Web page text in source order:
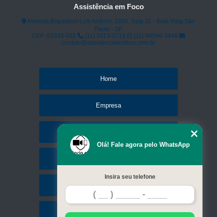
comprar curso completo manutenção e conserto de celular Penha
qual o valor de curso manutenção de celular Bela Vista
qual o valor de curso de manutenção de celular online Rio Grande da Serra
Assistência em Foco
Avenida Brigadeiro Luís Antônio, 2050, Sala 31 - Bela Vista São
Paulo - SP
CEP: 01318-002
(11) 3313-0719
(11) 94596-3446
contato@assistenciaemfoco.com.br
Home
Empresa
Contato
Mapa do site
Olá! Fale agora pelo WhatsApp
Insira seu telefone